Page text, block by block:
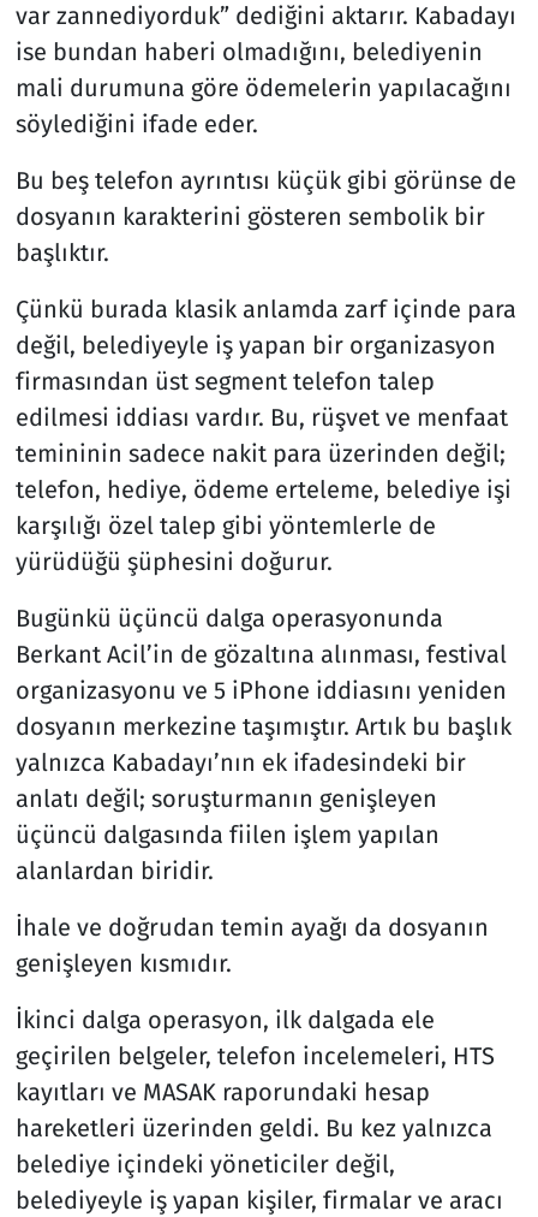
var zannediyorduk” dediğini aktarır. Kabadayı
ise bundan haberi olmadığını, belediyenin
mali durumuna göre ödemelerin yapılacağını
söylediğini ifade eder.
Bu beş telefon ayrıntısı küçük gibi görünse de
dosyanın karakterini gösteren sembolik bir
başlıktır.
Çünkü burada klasik anlamda zarf içinde para
değil, belediyeyle iş yapan bir organizasyon
firmasından üst segment telefon talep
edilmesi iddiası vardır. Bu, rüşvet ve menfaat
temininin sadece nakit para üzerinden değil;
telefon, hediye, ödeme erteleme, belediye işi
karşılığı özel talep gibi yöntemlerle de
yürüdüğü şüphesini doğurur.
Bugünkü üçüncü dalga operasyonunda
Berkant Acil’in de gözaltına alınması, festival
organizasyonu ve 5 iPhone iddiasını yeniden
dosyanın merkezine taşımıştır. Artık bu başlık
yalnızca Kabadayı’nın ek ifadesindeki bir
anlatı değil; soruşturmanın genişleyen
üçüncü dalgasında fiilen işlem yapılan
alanlardan biridir.
İhale ve doğrudan temin ayağı da dosyanın
genişleyen kısmıdır.
İkinci dalga operasyon, ilk dalgada ele
geçirilen belgeler, telefon incelemeleri, HTS
kayıtları ve MASAK raporundaki hesap
hareketleri üzerinden geldi. Bu kez yalnızca
belediye içindeki yöneticiler değil,
belediyeyle iş yapan kişiler, firmalar ve aracı